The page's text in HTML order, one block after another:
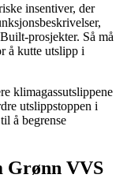
insentiver, der
prosjekter. Så må
å kutte utslipp i
klimagassutslippene
utslippstoppen i
å begrense
Grønn VVS